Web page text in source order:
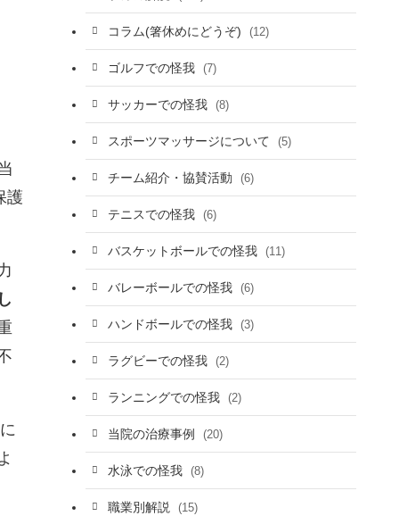
護
コラム(箸休めにどうぞ) (12)
ゴルフでの怪我 (7)
サッカーでの怪我 (8)
スポーツマッサージについて (5)
チーム紹介・協賛活動 (6)
テニスでの怪我 (6)
バスケットボールでの怪我 (11)
バレーボールでの怪我 (6)
ハンドボールでの怪我 (3)
ラグビーでの怪我 (2)
ランニングでの怪我 (2)
当院の治療事例 (20)
水泳での怪我 (8)
職業別解説 (15)